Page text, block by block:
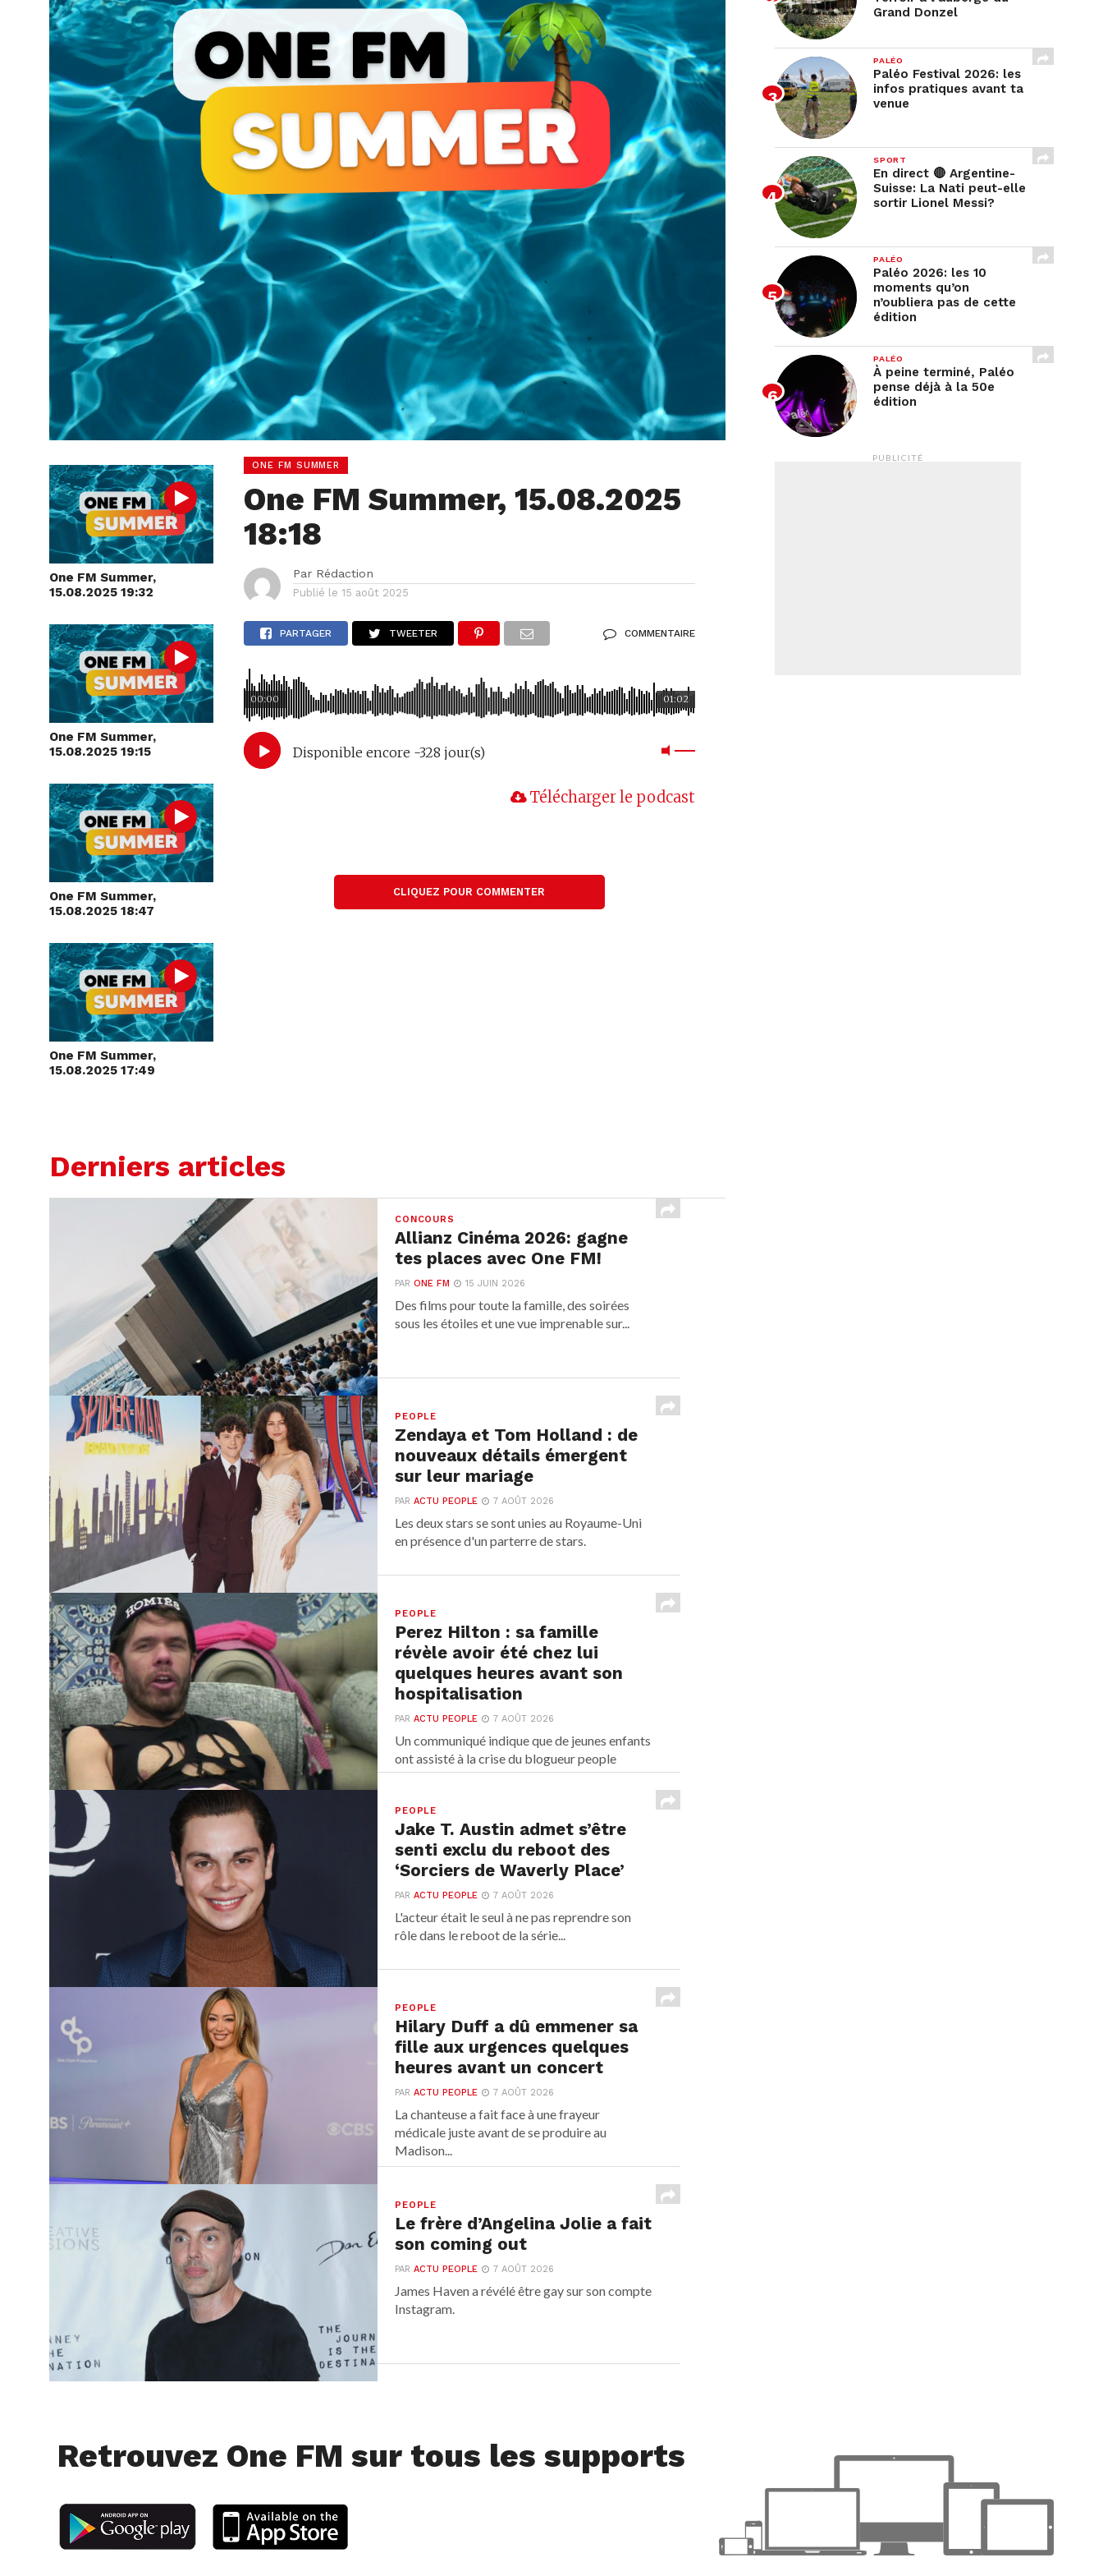
One FM Summer,
15.08.2025 19:32
One FM Summer,
15.08.2025 19:15
One FM Summer,
15.08.2025 18:47
One FM Summer,
15.08.2025 17:49
ONE FM SUMMER
One FM Summer, 15.08.2025
18:18
Par Rédaction
Publié le 15 août 2025
PARTAGER TWEETER COMMENTAIRE
01:02
00:00
Disponible encore -328 jour(s)
Télécharger le podcast
CLIQUEZ POUR COMMENTER
Derniers articles
CONCOURS
Allianz Cinéma 2026: gagne
tes places avec One FM!
PARONE FM 15 JUIN 2026
Des films pour toute la famille, des soirées
sous les étoiles et une vue imprenable sur...
PEOPLE
Zendaya et Tom Holland : de
nouveaux détails émergent
sur leur mariage
PARACTU PEOPLE 7 AOÛT 2026
Les deux stars se sont unies au Royaume-Uni
en présence d'un parterre de stars.
PEOPLE
Perez Hilton : sa famille
révèle avoir été chez lui
quelques heures avant son
hospitalisation
PARACTU PEOPLE 7 AOÛT 2026
Un communiqué indique que de jeunes enfants
ont assisté à la crise du blogueur people
avant...
PEOPLE
Jake T. Austin admet s’être
senti exclu du reboot des
‘Sorciers de Waverly Place’
PARACTU PEOPLE 7 AOÛT 2026
L'acteur était le seul à ne pas reprendre son
rôle dans le reboot de la série...
PEOPLE
Hilary Duff a dû emmener sa
fille aux urgences quelques
heures avant un concert
PARACTU PEOPLE 7 AOÛT 2026
La chanteuse a fait face à une frayeur
médicale juste avant de se produire au
Madison...
PEOPLE
Le frère d’Angelina Jolie a fait
son coming out
PARACTU PEOPLE 7 AOÛT 2026
James Haven a révélé être gay sur son compte
Instagram.
Grand Donzel
PALÉO
Paléo Festival 2026: les
infos pratiques avant ta
venue
SPORT
En direct 🔴 Argentine-
Suisse: La Nati peut-elle
sortir Lionel Messi?
PALÉO
Paléo 2026: les 10
moments qu’on
n’oubliera pas de cette
édition
PALÉO
À peine terminé, Paléo
pense déjà à la 50e
édition
PUBLICITÉ
Retrouvez One FM sur tous les supports